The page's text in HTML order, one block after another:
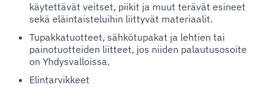
käytettävät veitset, piikit ja muut terävät esineet
sekä eläintaisteluihin liittyvät materiaalit.
Tupakkatuotteet, sähkötupakat ja lehtien tai
painotuotteiden liitteet, jos niiden palautusosoite
on Yhdysvalloissa.
Elintarvikkeet